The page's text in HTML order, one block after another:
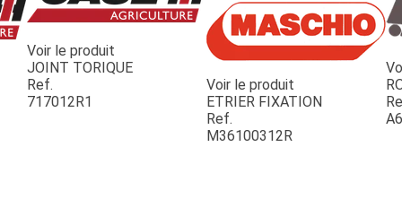
JOUET
ESPACES VERTS
Voir le produit
JOINT TORIQUE
Ref.
717012R1
Voir le produit
ETRIER FIXATION
Ref.
M36100312R